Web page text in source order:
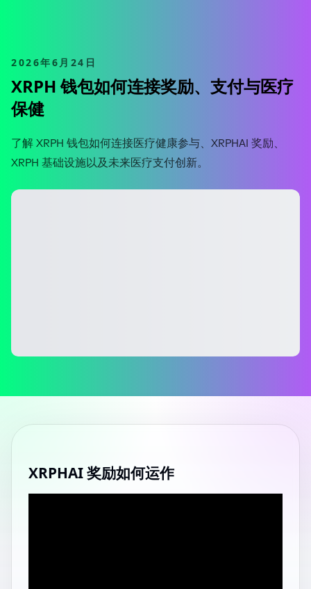
2026年6月24日
XRPH 钱包如何连接奖励、支付与医疗
保健
了解 XRPH 钱包如何连接医疗健康参与、XRPHAI 奖励、
XRPH 基础设施以及未来医疗支付创新。
XRPHAI 奖励如何运作